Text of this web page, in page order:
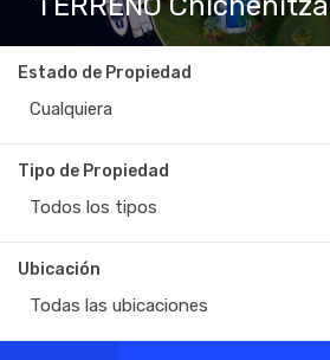
Estado de Propiedad
Cualquiera
Tipo de Propiedad
Todos los tipos
Ubicación
Todas las ubicaciones